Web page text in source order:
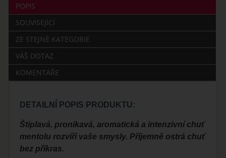
POPIS
SOUVISEJÍCÍ
ZE STEJNÉ KATEGORIE
VÁŠ DOTAZ
KOMENTÁŘE
DETAILNÍ POPIS PRODUKTU:
Štiplavá, pronikavá, aromatická a intenzivní chuť
mentolu rozvíří vaše smysly. Příjemně ostrá chuť
bez příkras.